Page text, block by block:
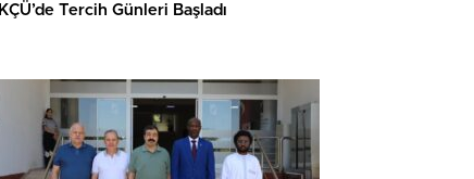
İKÇÜ’de Tercih Günleri Başladı